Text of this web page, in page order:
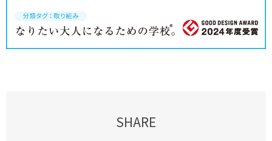
SHARE